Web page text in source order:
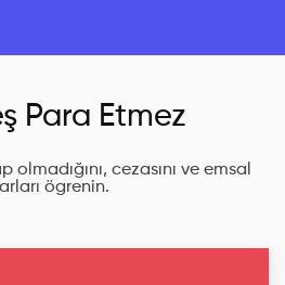
Para Etmez
olmadığını, cezasını ve emsal
ögrenin.